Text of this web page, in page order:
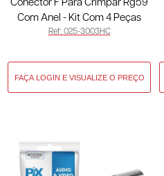
Conector F Para Crimpar Rg59
Com Anel - Kit Com 4 Peças
025-3003HC
Ref: 025-3003HC